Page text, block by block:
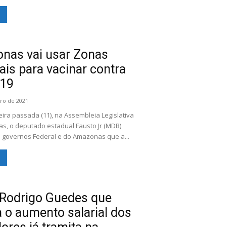
vai usar Zonas
para vacinar contra
de 2021
passada (11), na Assembleia Legislativa
o deputado estadual Fausto Jr (MDB)
Federal e do Amazonas que a...
Guedes que
o aumento salarial dos